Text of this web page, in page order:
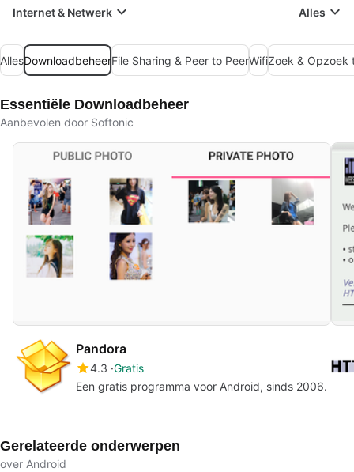
Internet & Netwerk Alles
AllesDownloadbeheerFile Sharing & Peer to PeerWifiZoek & Opzoek
Essentiële Downloadbeheer
Aanbevolen door Softonic
Pandora
4.3 Gratis
Een gratis programma voor Android, sinds 2006.
Gerelateerde onderwerpen
over Android